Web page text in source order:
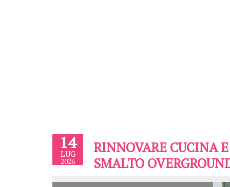
14
LUG
2026
RINNOVARE CUCINA
SMALTO